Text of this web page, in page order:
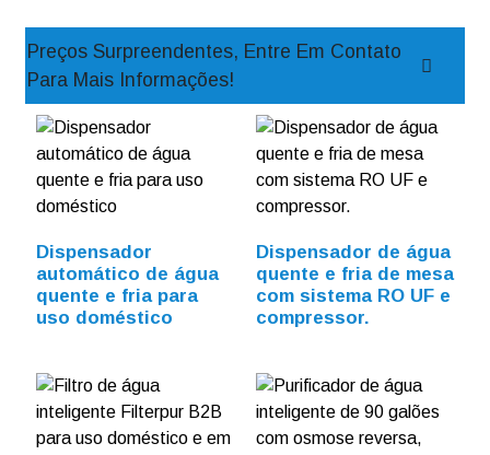
Preços Surpreendentes, Entre Em Contato
Para Mais Informações!
Dispensador
automático de água
quente e fria para
uso doméstico
Dispensador de água
quente e fria de mesa
com sistema RO UF e
compressor.